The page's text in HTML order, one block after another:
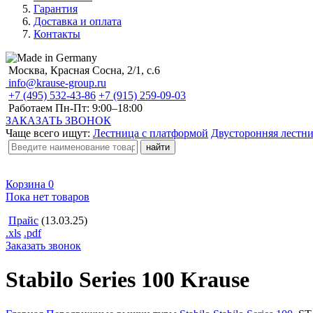
Гарантия
Доставка и оплата
Контакты
Москва, Красная Сосна, 2/1, с.6
info@krause-group.ru
+7 (495) 532-43-86 +7 (915) 259-09-03
Работаем Пн-Пт: 9:00–18:00
ЗАКАЗАТЬ ЗВОНОК
Чаще всего ищут: Лестница с платформой Двусторонняя
Корзина 0
Пока нет товаров
Прайс (13.03.25)
.xls .pdf
Заказать звонок
Stabilo Series 100 Krause